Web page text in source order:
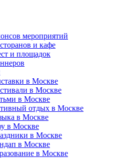
мероприятий
и кафе
и площадок
в Москве
в Москве
в Москве
отдых в Москве
в Москве
в Москве
в Москве
в Москве
в Москве